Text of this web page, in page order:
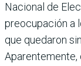
Nacional de
preocu­pación a
que queda­ron